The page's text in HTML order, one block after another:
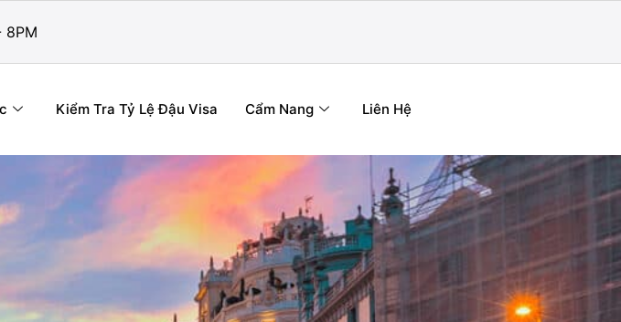
8PM
Kiểm Tra Tỷ Lệ Đậu Visa Cẩm Nang Liên Hệ